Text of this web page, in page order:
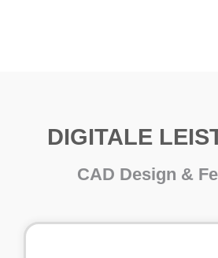
DIGITALE
CAD Design &